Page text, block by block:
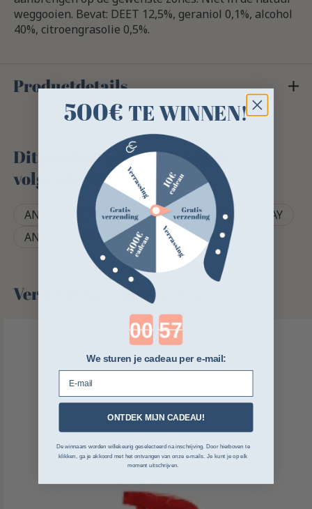
weggooien. Bevat: DEET 12,5%, geraniol 0,1%, alcohol
40%, citroengrasolie 0,5%.
Productdetails
Dit product is te vinden in de
volgende categorieën
ANTI-INSECTENPRODUCTEN
VLIEGENSPRAY
ANTI-VLIEG PAARD
Vergelijkbare producten
500€ TE WINNEN!
Countdown ends in:
We sturen je cadeau per e-mail:
E-mail
ONTDEK MIJN CADEAU!
De winnaars worden willekeurig geselecteerd na inschrijving. Door hierboven te
klikken, ga je akkoord met het ontvangen van onze e-mails. Je kunt je op elk
moment uitschrijven.